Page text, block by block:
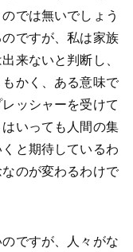
では無いでしょう
ですが、私は家族
来ないと判断し、
かく、ある意味で
ッシャーを受けて
いっても人間の集
と期待しているわ
のが変わるわけで
ですが、人々がな